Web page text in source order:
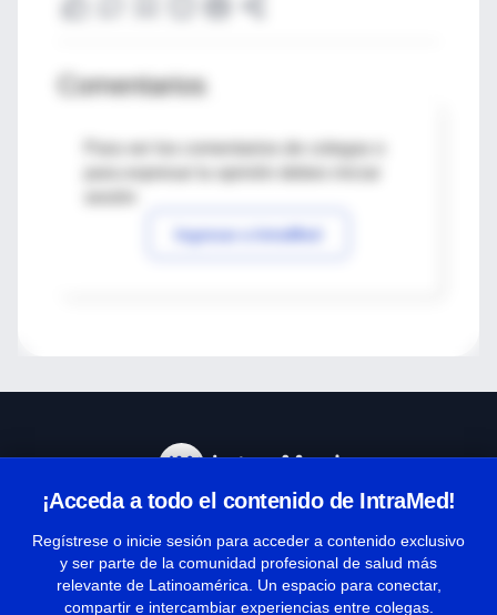
Comentarios
Para ver los comentarios de colegas o
Ingresar a IntraMed
¡Acceda a todo el contenido de IntraMed!
Regístrese o inicie sesión para acceder a contenido exclusivo
y ser parte de la comunidad profesional de salud más
relevante de Latinoamérica. Un espacio para conectar,
compartir e intercambiar experiencias entre colegas.
Términos y condiciones